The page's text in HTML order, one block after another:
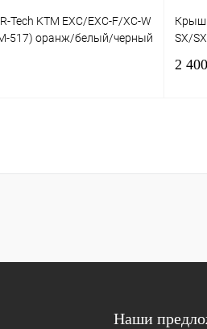
Tech KTM EXC/EXC-F/XC-W
517) оранж/белый/черный
К сравнению
SX/
2
Наши